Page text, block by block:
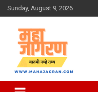
Skip
to
Sunday, August 9, 2026
महा जागरण